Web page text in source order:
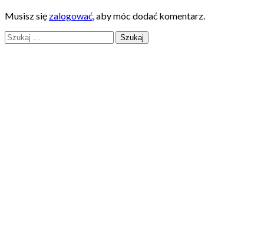
Musisz się zalogować, aby móc dodać komentarz.
Szukaj: